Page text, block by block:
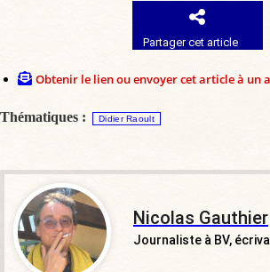
Partager cet article
Obtenir le lien ou envoyer cet article à un
Thématiques : Didier Raoult
Nicolas Gauthier
Journaliste à BV,